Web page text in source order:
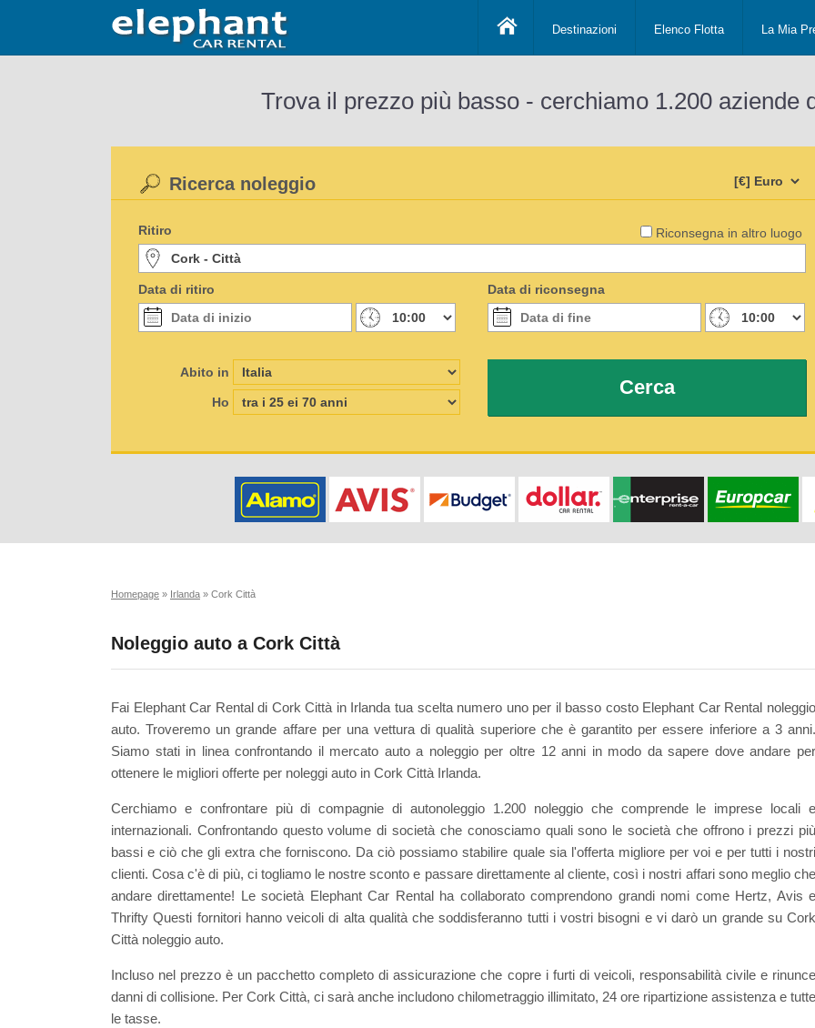
Destinazioni Elenco Flotta La Mia
Trova il prezzo più basso - cerchiamo 1.200 aziende
Riconsegna in altro luogo
Ricerca noleggio
Ritiro
Data di ritiro Data di riconsegna
Abito in
Ho
Cerca
Homepage » Irlanda » Cork Città
Noleggio auto a Cork Città
Fai Elephant Car Rental di Cork Città in Irlanda tua scelta numero uno per il basso costo Elephant Car Rental noleggio
auto. Troveremo un grande affare per una vettura di qualità superiore che è garantito per essere inferiore a 3 anni.
Siamo stati in linea confrontando il mercato auto a noleggio per oltre 12 anni in modo da sapere dove andare per
ottenere le migliori offerte per noleggi auto in Cork Città Irlanda.
Cerchiamo e confrontare più di compagnie di autonoleggio 1.200 noleggio che comprende le imprese locali e
internazionali. Confrontando questo volume di società che conosciamo quali sono le società che offrono i prezzi più
bassi e ciò che gli extra che forniscono. Da ciò possiamo stabilire quale sia l'offerta migliore per voi e per tutti i nostri
clienti. Cosa c'è di più, ci togliamo le nostre sconto e passare direttamente al cliente, così i nostri affari sono meglio che
andare direttamente! Le società Elephant Car Rental ha collaborato comprendono grandi nomi come Hertz, Avis e
Thrifty Questi fornitori hanno veicoli di alta qualità che soddisferanno tutti i vostri bisogni e vi darò un grande su Cork
Città noleggio auto.
Incluso nel prezzo è un pacchetto completo di assicurazione che copre i furti di veicoli, responsabilità civile e rinunce
danni di collisione. Per Cork Città, ci sarà anche includono chilometraggio illimitato, 24 ore ripartizione assistenza e tutte
le tasse.